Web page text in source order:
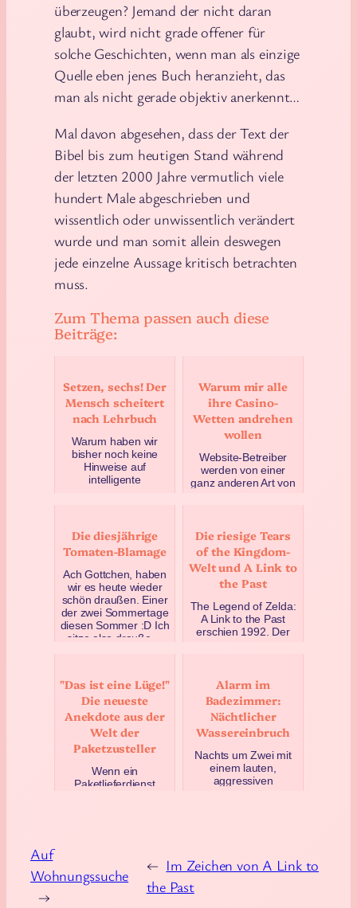
überzeugen? Jemand der nicht daran
glaubt, wird nicht grade offener für
solche Geschichten, wenn man als einzige
Quelle eben jenes Buch heranzieht, das
man als nicht gerade objektiv anerkennt…
Mal davon abgesehen, dass der Text der
Bibel bis zum heutigen Stand während
der letzten 2000 Jahre vermutlich viele
hundert Male abgeschrieben und
wissentlich oder unwissentlich verändert
wurde und man somit allein deswegen
jede einzelne Aussage kritisch betrachten
muss.
Zum Thema passen auch diese
Beiträge:
"Das ist eine Lüge!"
Die neueste
Anekdote aus der
Welt der
Paketzusteller
Wenn ein
Paketlieferdienst
Die riesige Tears
of the Kingdom-
Welt und A Link to
the Past
The Legend of Zelda:
A Link to the Past
erschien 1992. Der
202…
August 4, 2023
Alarm im
Badezimmer:
Nächtlicher
Wassereinbruch
Nachts um Zwei mit
einem lauten,
aggressiven
Juli 14, 2023
Setzen, sechs! Der
Mensch scheitert
nach Lehrbuch
Warum haben wir
bisher noch keine
Hinweise auf
intelligente
doch e…
Juni 29, 2023
Warum mir alle
ihre Casino-
Wetten andrehen
wollen
Website-Betreiber
werden von einer
ganz anderen Art von
andere) w…
Juni 1, 2023
Die diesjährige
Tomaten-Blamage
Ach Gottchen, haben
wir es heute wieder
schön draußen. Einer
der zwei Sommertage
diesen Sommer :D Ich
sitze also drauße…
← Im Zeichen von A Link to
the Past
Auf
Wohnungssuche
→